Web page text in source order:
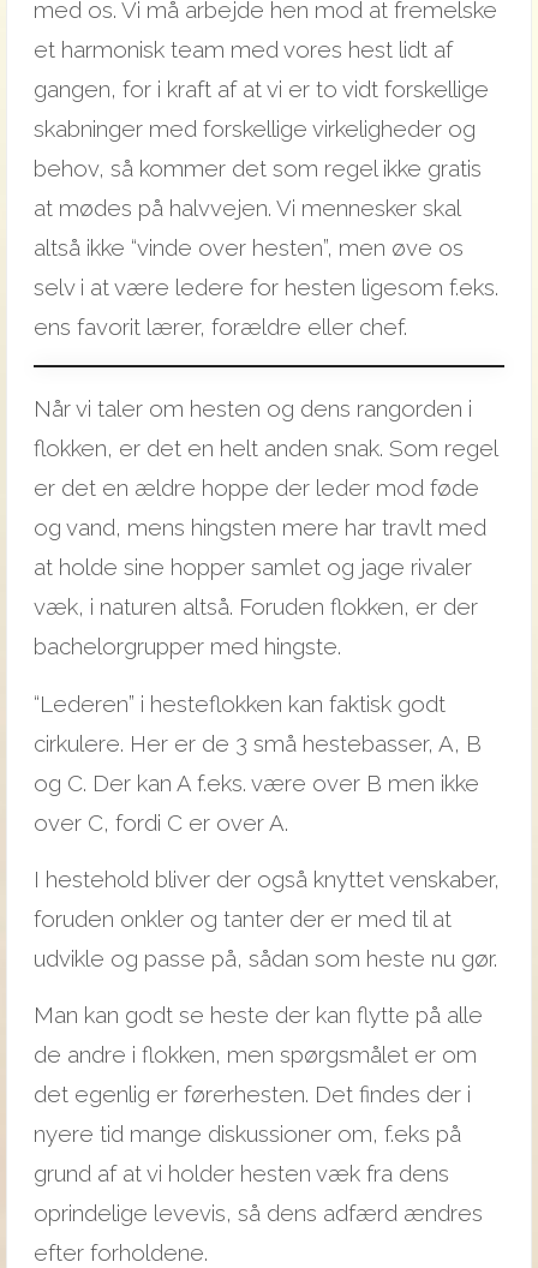
med os. Vi må arbejde hen mod at fremelske
et harmonisk team med vores hest lidt af
gangen, for i kraft af at vi er to vidt forskellige
skabninger med forskellige virkeligheder og
behov, så kommer det som regel ikke gratis
at mødes på halvvejen. Vi mennesker skal
altså ikke “vinde over hesten”, men øve os
selv i at være ledere for hesten ligesom f.eks.
ens favorit lærer, forældre eller chef.
Når vi taler om hesten og dens rangorden i
flokken, er det en helt anden snak. Som regel
er det en ældre hoppe der leder mod føde
og vand, mens hingsten mere har travlt med
at holde sine hopper samlet og jage rivaler
væk, i naturen altså. Foruden flokken, er der
bachelorgrupper med hingste.
“Lederen” i hesteflokken kan faktisk godt
cirkulere. Her er de 3 små hestebasser, A, B
og C. Der kan A f.eks. være over B men ikke
over C, fordi C er over A.
I hestehold bliver der også knyttet venskaber,
foruden onkler og tanter der er med til at
udvikle og passe på, sådan som heste nu gør.
Man kan godt se heste der kan flytte på alle
de andre i flokken, men spørgsmålet er om
det egenlig er førerhesten. Det findes der i
nyere tid mange diskussioner om, f.eks på
grund af at vi holder hesten væk fra dens
oprindelige levevis, så dens adfærd ændres
efter forholdene.